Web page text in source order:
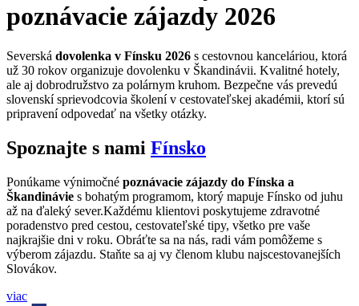
poznávacie zájazdy 2026
Severská dovolenka v Fínsku 2026 s cestovnou kanceláriou, ktorá
už 30 rokov organizuje dovolenku v Škandinávii. Kvalitné hotely,
ale aj dobrodružstvo za polárnym kruhom. Bezpečne vás prevedú
slovenskí sprievodcovia školení v cestovateľskej akadémii, ktorí sú
pripravení odpovedať na všetky otázky.
Spoznajte s nami Fínsko
Ponúkame výnimočné poznávacie zájazdy do Fínska a
Škandinávie s bohatým programom, ktorý mapuje Fínsko od juhu
až na ďaleký sever.Každému klientovi poskytujeme zdravotné
poradenstvo pred cestou, cestovateľské tipy, všetko pre vaše
najkrajšie dni v roku. Obráťte sa na nás, radi vám pomôžeme s
výberom zájazdu. Staňte sa aj vy členom klubu najscestovanejších
Slovákov.
viac